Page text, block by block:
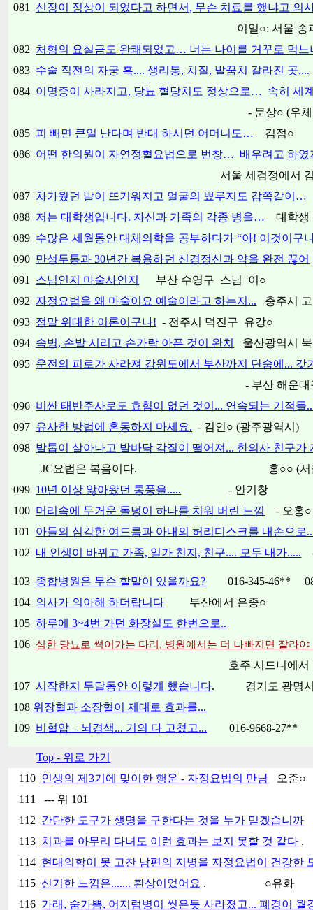
081 신장이 정상이 되었다고 하면서, 무슨 치료를 했냐고 의
이일○: 서울 송파구 석
082 처형의 요실금도 완쾌되었고… 너는 나이를 거꾸로 먹느
083 수술 직전의 자궁 혹.... 생리통, 치질, 발꿈치 갈라진 곳,...
084 이명증이 사라지고, 당뇨 혈당치도 정상으로… 속히 세
- 문상○ (우체국
085 피 빼면 큰일 난다며 반대 하시던 어머니도… 김점○
086 어떤 한의원이 자연정혈요법으로 번창… 배우려고 하였
서울 세검정에서 김
087 차가웠던 발이 뜨거워지고 얼굴의 뾰루지도 감쪽같이…
088 저는 대학생입니다. 자신과 가족의 각종 병을… 대학생
089 수많은 세월동안 대체의학을 공부하다가 “아! 이것이구
090 만성두통과 30년간 복용하던 신경정신과 약을 완전 끊어
091 스님인지 마술사인지
부산 수영구 스님 이○
092 자정요법을 왜 마술이요 예술이라고 하는지... 충주시
093 정말 위대한 이론이구나! - 전주시 덕진구 유강○
094 속병, 손발 시리고 손가락 아픈 것이 완치
울산광역시
095 운전의 피로가 사라져 강원도에서 부산까지 단숨에... 갖
- 부산 해운대구 우1동
096 비싼 태반주사로도 효험이 없던 것이... 연속되는 기적들
097 유사한 방법에 혼동하지 마세요. - 김인○ (광주광역시)
098 발톱이 살아나고 발바닥 각질이 떨어져... 한의사 친구가
JC요법은 복음이다. 홍○○(
099 10년 이상 앓아왔던 통풍을..... - 안기창
100 머리속에 무거운 돌덩이 하나를 치워 버린 느낌 - 오홍
101 아들의 심각한 여드름과 아내의 허리디스크를 내손으로
102 내 인생이 바뀌고 가족, 일가 친지, 친구.... 모두 내가.....
103 종합병원은 무슨 할말이 있을까요?
016-345-46**
104 의사가 의아해 하더랍니다 부산에서 은종○
105 하루에 3~4번 가던 화장실도 한번으로..
106 심한 당뇨로 썩어가는 다리, 병원에서는 더 나빠지면 잘라
호주 시드니에서
107시작한지 두달동안 이렇게 했습니다.
경기도 광명
108 위장혈과 소장혈이 제대로 효과를...
109 비혈압 + 뇌경색... 거의 다 고쳤고... 016-9668-27**
Top - 위로 가기
110 인생의 제3기에 맞이한 행운 - 자정요법의 만남 오준○
111 --- 위 101
112 간단한 도구가 생명을 구한다는 것을 누가 믿겠습니까
113 치과를 아무리 다녀도 이런 효과는 보지 못할 것 같다 .
114 현대의학이 못 고찬 남편의 지병을 자정요법이 건강한
115 신기한 느낌은....... 환상이었어요 . ○유화
116 가래, 숨가쁨, 어지럼병이 씻은듯 사라졌고... 폐경이 월